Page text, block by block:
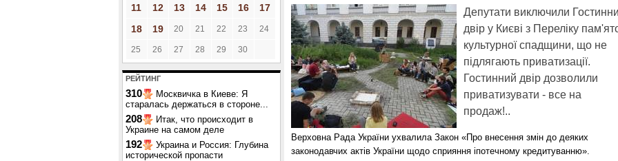
11
12 13 14 15 16
17
18
19 20 21 22 23 24
25 26 27 28 29 30
РЕЙТИНГ
310
Москвичка в Киеве: Я
старалась держаться в стороне...
208
Итак, что происходит в
Украине на самом деле
192
Украина и Россия: Глубина
исторической пропасти
Депутати виключили
двір у Києві з Переліку
культурної спадщини, що не
підлягають приватизації.
Гостинний двір дозволили
приватизувати - все на
продаж!..
Верховна Рада України ухвалила Закон «Про внесення змін до деяких
законодавчих актів України щодо сприяння іпотечному кредитуванню».